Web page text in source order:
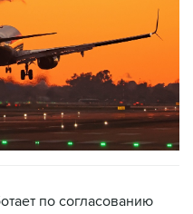
по согласованию